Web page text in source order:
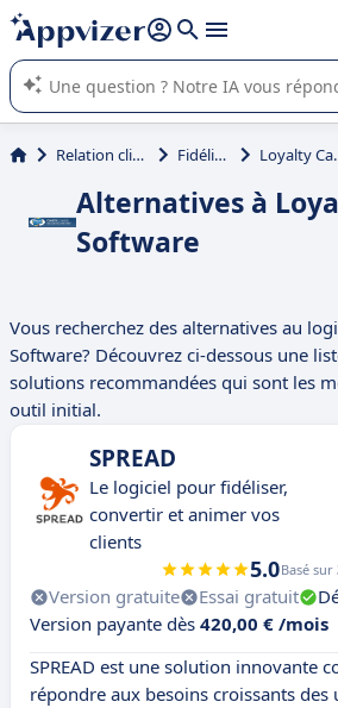
répondre (plusieurs lignes avec
L'IA de Appvizer vous guide dans
logiciel SaaS en entreprise.
Relation client et vente Fidélité client
Alternatives à
Software
Vous recherchez des alternatives au
Software? Découvrez ci-dessous une
solutions recommandées qui sont les
outil initial.
SPREAD
Le logiciel pour fidéliser,
convertir et animer vos
clients
5.0Basé sur
Version gratuite Essai gratuit
Version payante dès 420,00 € /mois
SPREAD est une solution innovante
répondre aux besoins croissants